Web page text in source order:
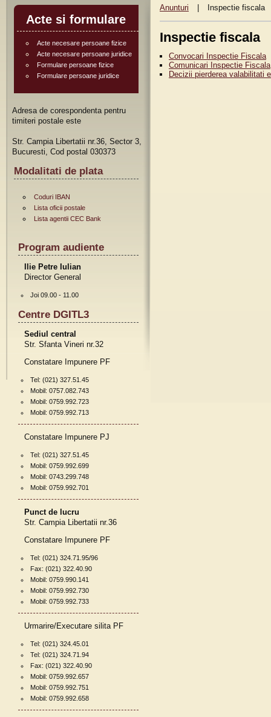
Acte si formulare
Acte necesare persoane fizice
Acte necesare persoane juridice
Formulare persoane fizice
Formulare persoane juridice
Adresa de corespondenta pentru
timiteri postale este
Str. Campia Libertatii nr.36, Sector 3,
Bucuresti, Cod postal 030373
Modalitati de plata
Coduri IBAN
Lista oficii postale
Lista agentii CEC Bank
Program audiente
Ilie Petre Iulian
Director General
Joi 09.00 - 11.00
Centre DGITL3
Sediul central
Str. Sfanta Vineri nr.32
Constatare Impunere PF
Tel: (021) 327.51.45
Mobil: 0757.082.743
Mobil: 0759.992.723
Mobil: 0759.992.713
Constatare Impunere PJ
Tel: (021) 327.51.45
Mobil: 0759.992.699
Mobil: 0743.299.748
Mobil: 0759.992.701
Punct de lucru
Str. Campia Libertatii nr.36
Constatare Impunere PF
Tel: (021) 324.71.95/96
Fax: (021) 322.40.90
Mobil: 0759.990.141
Mobil: 0759.992.730
Mobil: 0759.992.733
Urmarire/Executare silita PF
Tel: (021) 324.45.01
Tel: (021) 324.71.94
Fax: (021) 322.40.90
Mobil: 0759.992.657
Mobil: 0759.992.751
Mobil: 0759.992.658
Anunturi Inspectie fiscala
Inspectie fiscala
Convocari Inspectie Fiscala
Comunicari Inspectie Fiscala
Decizii pierderea valabilitati